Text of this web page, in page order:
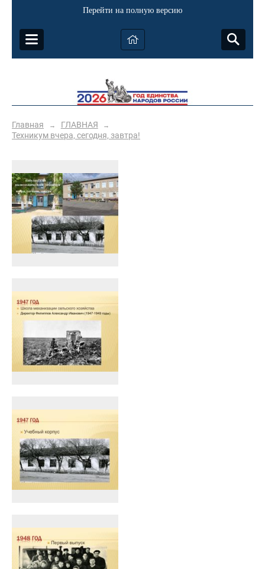
Перейти на полную версию
Главная → ГЛАВНАЯ →
Техникум вчера, сегодня, завтра!